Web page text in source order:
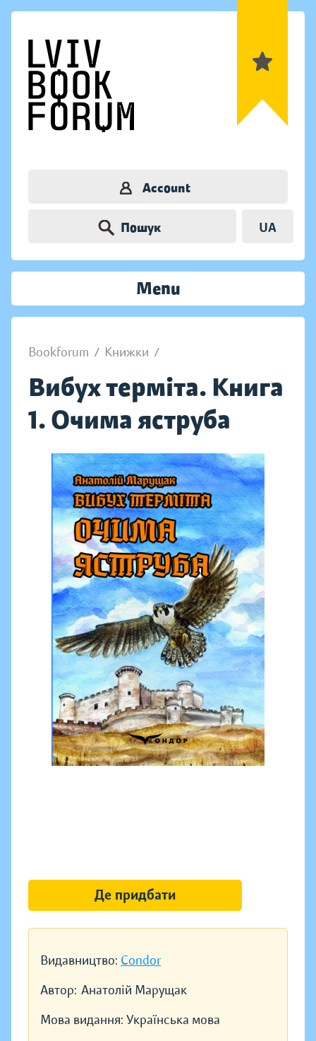
Account
Пошук UA
Menu
Bookforum / Книжки /
Вибух терміта. Книга
1. Очима яструба
Видавництво: Condor
Автор: Анатолій Марущак
Мова видання: Українська мова
Де придбати